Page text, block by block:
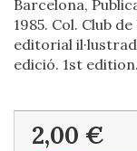
Barcelona,
1985. Col. Club
editorial
edició. 1st edition.
2,00 €